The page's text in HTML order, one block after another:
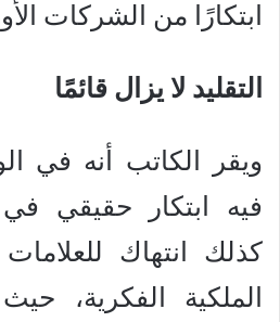
ابتكارًا من الشركات
التقليد لا يزال قائمًا
ويقر الكاتب أنه في
فيه ابتكار حقيقي
كذلك انتهاك
الملكية الفكرية،